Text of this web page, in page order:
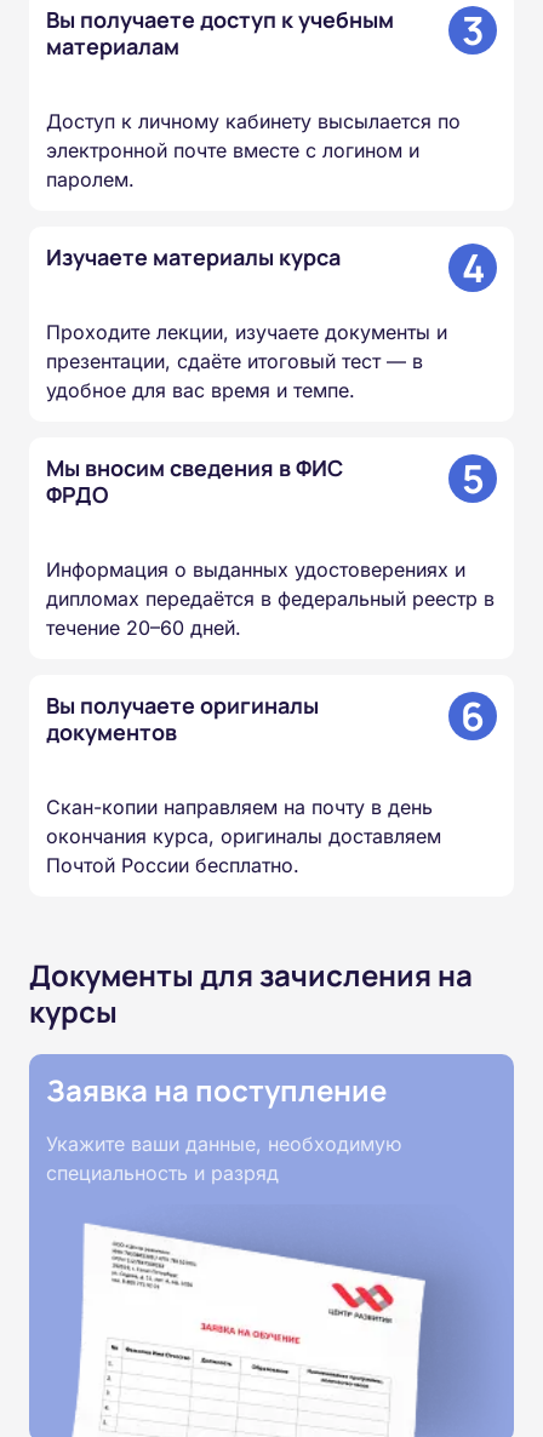
Вы получаете доступ к учебным
материалам
3
Доступ к личному кабинету высылается по
электронной почте вместе с логином и
паролем.
Изучаете материалы курса 4
Проходите лекции, изучаете документы и
презентации, сдаёте итоговый тест — в
удобное для вас время и темпе.
Мы вносим сведения в ФИС
ФРДО
5
Информация о выданных удостоверениях и
дипломах передаётся в федеральный реестр в
течение 20–60 дней.
Вы получаете оригиналы
документов
6
Скан-копии направляем на почту в день
окончания курса, оригиналы доставляем
Почтой России бесплатно.
Документы для зачисления на
курсы
Заявка на поступление
Укажите ваши данные, необходимую
специальность и разряд